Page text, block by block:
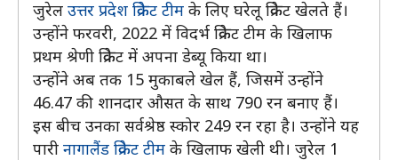
जुरेल उत्तर प्रदेश क्रिकेट टीम के लिए घरेलू क्रिकेट खेलते हैं।
उन्होंने फरवरी, 2022 में विदर्भ क्रिकेट टीम के खिलाफ
प्रथम श्रेणी क्रिकेट में अपना डेब्यू किया था।
उन्होंने अब तक 15 मुकाबले खेल हैं, जिसमें उन्होंने
46.47 की शानदार औसत के साथ 790 रन बनाए हैं।
इस बीच उनका सर्वश्रेष्ठ स्कोर 249 रन रहा है। उन्होंने यह
पारी नागालैंड क्रिकेट टीम के खिलाफ खेली थी। जुरेल 1